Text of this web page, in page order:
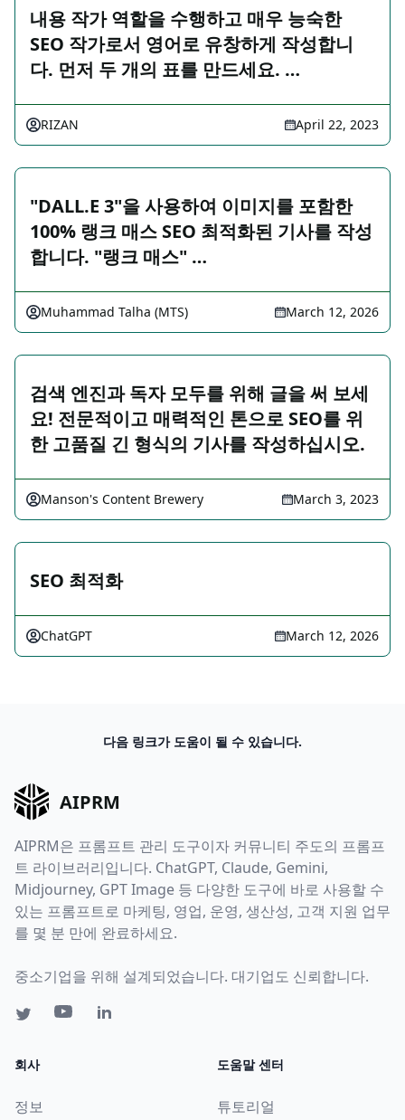
내용 작가 역할을 수행하고 매우 능숙한
SEO 작가로서 영어로 유창하게 작성합니
다. 먼저 두 개의 표를 만드세요. …
RIZAN April 22, 2023
"DALL.E 3"을 사용하여 이미지를 포함한
100% 랭크 매스 SEO 최적화된 기사를 작성
합니다. "랭크 매스" …
Muhammad Talha (MTS) March 12, 2026
검색 엔진과 독자 모두를 위해 글을 써 보세
요! 전문적이고 매력적인 톤으로 SEO를 위
한 고품질 긴 형식의 기사를 작성하십시오.
Manson's Content Brewery March 3, 2023
SEO 최적화
ChatGPT March 12, 2026
다음 링크가 도움이 될 수 있습니다.
AIPRM
AIPRM은 프롬프트 관리 도구이자 커뮤니티 주도의 프롬프
트 라이브러리입니다. ChatGPT, Claude, Gemini,
Midjourney, GPT Image 등 다양한 도구에 바로 사용할 수
있는 프롬프트로 마케팅, 영업, 운영, 생산성, 고객 지원 업무
를 몇 분 만에 완료하세요.
중소기업을 위해 설계되었습니다. 대기업도 신뢰합니다.
회사
정보
도움말 센터
튜토리얼